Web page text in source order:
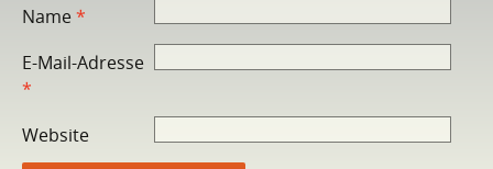
Name*
E-Mail-Adresse
*
Website